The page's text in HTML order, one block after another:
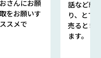
さんにお願
をお願いす
スメで
話など細
り、とて
売るとき
ます。